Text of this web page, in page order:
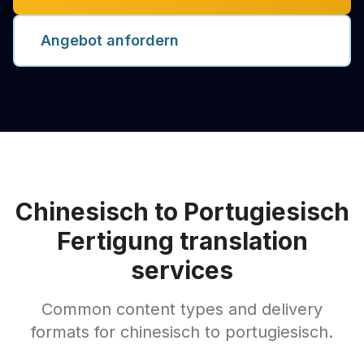
Angebot anfordern
Chinesisch to Portugiesisch
Fertigung translation
services
Common content types and delivery
formats for chinesisch to portugiesisch.